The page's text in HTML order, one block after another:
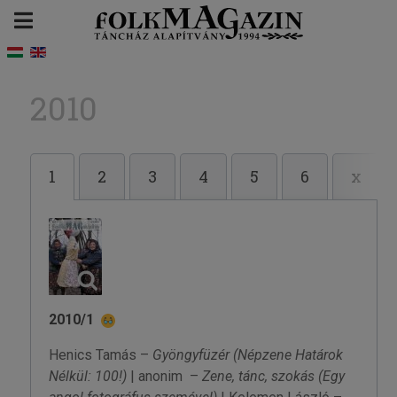
2010
1 2 3 4 5 6 x
2010/1
Henics Tamás – Gyöngyfüzér (Népzene Határok
Nélkül: 100!)| anonim – Zene, tánc, szokás (Egy